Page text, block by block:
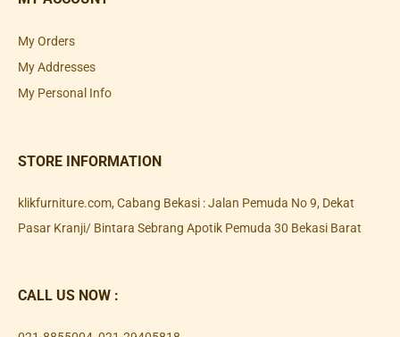
My Orders
My Addresses
My Personal Info
STORE INFORMATION
klikfurniture.com, Cabang Bekasi : Jalan Pemuda No 9, Dekat
Pasar Kranji/ Bintara Sebrang Apotik Pemuda 30 Bekasi Barat
CALL US NOW :